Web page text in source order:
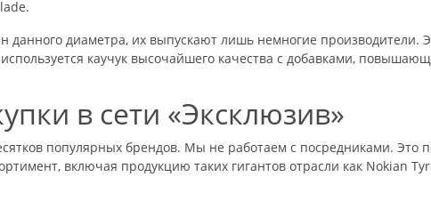
диаметра, их выпускают лишь немногие производители.
каучук высочайшего качества с добавками,
в сети «Эксклюзив»
популярных брендов. Мы не работаем с посредниками. Это
включая продукцию таких гигантов отрасли как Nokian